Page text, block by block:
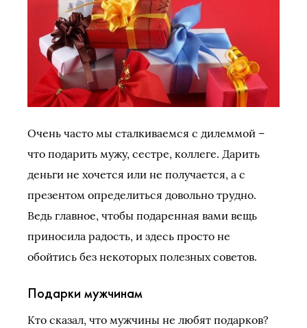
Очень часто мы сталкиваемся с дилеммой –
что подарить мужу, сестре, коллеге. Дарить
деньги не хочется или не получается, а с
презентом определиться довольно трудно.
Ведь главное, чтобы подаренная вами вещь
приносила радость, и здесь просто не
обойтись без некоторых полезных советов.
Подарки мужчинам
Кто сказал, что мужчины не любят подарков?